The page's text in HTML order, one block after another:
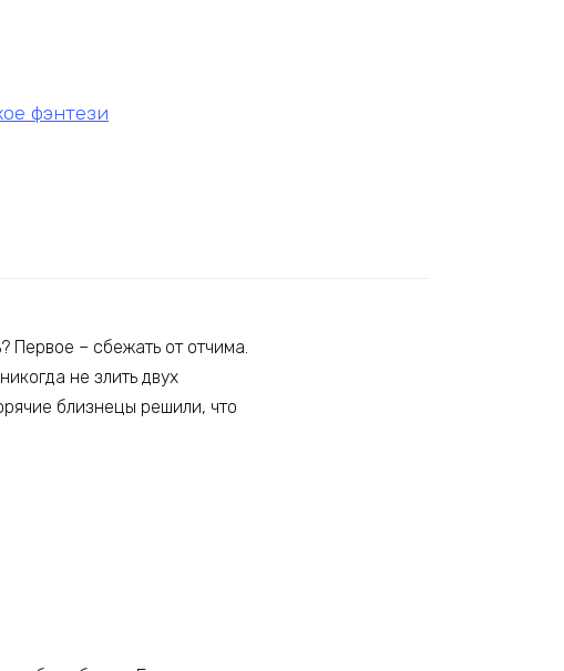
фэнтези
Первое – сбежать от отчима.
не злить двух
близнецы решили, что